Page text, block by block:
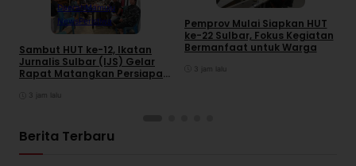
DaerahMamuju
NewsPeristiwa
Sambut HUT ke-12, Ikatan
Jurnalis Sulbar (IJS) Gelar
Rapat Matangkan Persiapan
3 jam lalu
Pemprov Mulai Siapkan HUT
ke-22 Sulbar, Fokus Kegiatan
Bermanfaat untuk Warga
3 jam lalu
Berita Terbaru